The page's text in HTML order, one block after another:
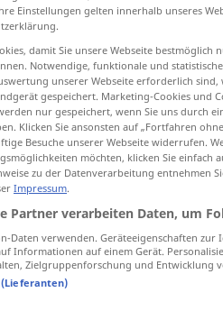
conmemoración
Begehungeines
Einstellungen gelten innerhalb unseres
damit Sie unsere Webseite bestmöglich
Notwendige, funktionale und
unserer Webseite erforderlich
gespeichert. Marketing-Cookies und
nur gespeichert, wenn Sie uns durch
Klicken Sie ansonsten auf „Fortfahren
Besuche unserer Webseite widerrufen.
möchten, klicken Sie einfach
zu der Datenverarbeitung entnehmen
Impressum.
Partner verarbeiten Daten, um
Daten verwenden. Geräteeigenschaften
Informationen auf einem Gerät.
Zielgruppenforschung und Entwicklung